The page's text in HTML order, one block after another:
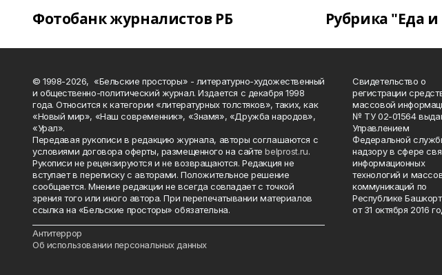
Фотобанк журналистов РБ Рубрика "Еда
© 1998-2026, «Бельские просторы» - литературно-художественный
и общественно-политический журнал. Издается с декабря 1998
года. Относится к категории «литературных толстяков», таких, как
«Новый мир», «Наш современник», «Знамя», «Дружба народов»,
«Урал».
Передавая рукописи в редакцию журнала, авторы соглашаются с
условиями договора оферты, размещенного на сайтеbelprost.ru.
Рукописи не рецензируются и не возвращаются. Редакция не
вступает в переписку с авторами. Положительное решение
сообщается. Мнение редакции не всегда совпадает с точкой
зрения того или иного автора. При перепечатывании материалов
ссылка на «Бельские просторы» обязательна.
Антитеррор
Об использовании персональных данных
Свидетельство о
регистрации
массовой
№ ТУ 02-01564
Управлением
Федеральной
надзору в сфере
информационных
технологий и
коммуникаций по
Республике
от 31 октября 2016